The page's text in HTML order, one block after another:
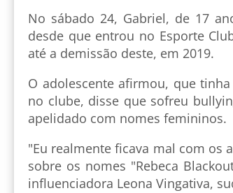
No sábado 24, Gabriel, de 17
desde que entrou no Esporte
até a demissão deste, em 2019.
O adolescente afirmou, que
no clube, disse que sofreu
apelidado com nomes femininos.
"Eu realmente ficava mal com os
sobre os nomes "Rebeca
influenciadora Leona Vingativa,